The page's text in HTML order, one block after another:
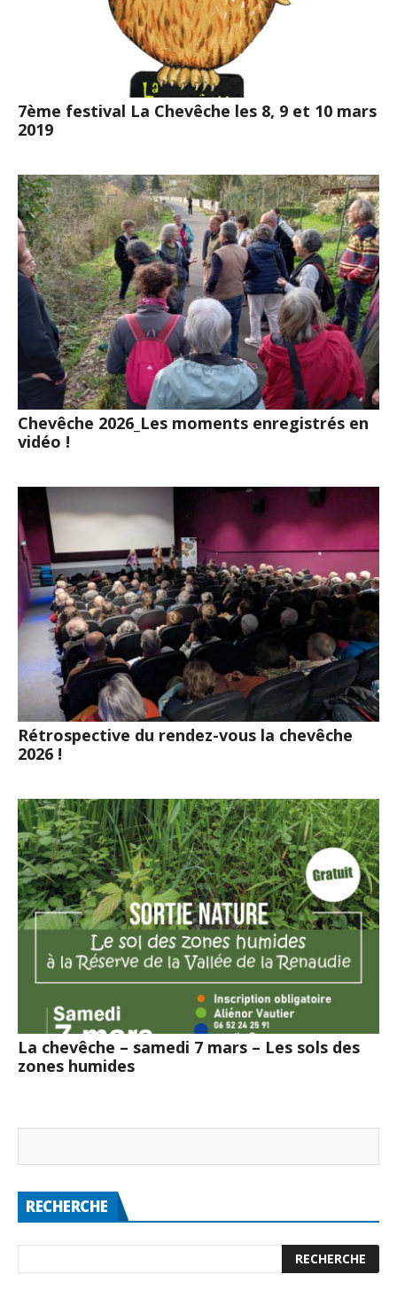
7ème festival La Chevêche les 8, 9 et 10 mars
2019
Chevêche 2026_Les moments enregistrés en
vidéo !
Rétrospective du rendez-vous la chevêche
2026 !
La chevêche – samedi 7 mars – Les sols des
zones humides
RECHERCHE